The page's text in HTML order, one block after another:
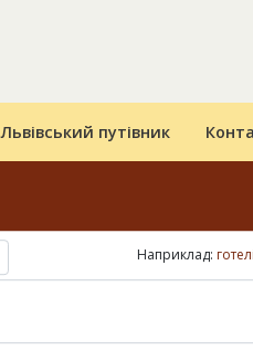
Львівський путівник
Наприклад: готелі